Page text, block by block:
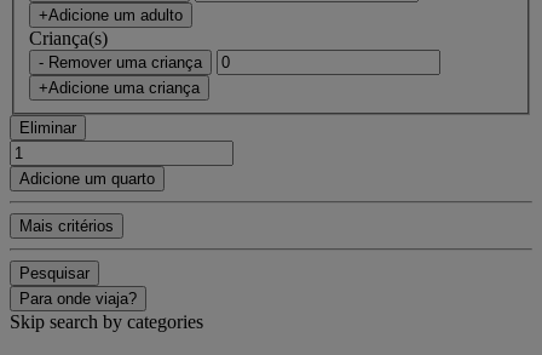
+Adicione um adulto
Criança(s)
- Remover uma criança
+Adicione uma criança
Eliminar
Adicione um quarto
Mais critérios
Pesquisar
Para onde viaja?
Skip search by categories